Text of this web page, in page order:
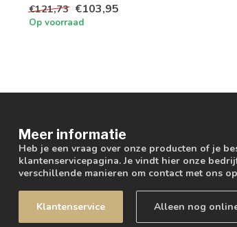
€121,73 €103,95
Op voorraad
Meer informatie
Heb je een vraag over onze producten of je
klantenservicepagina. Je vindt hier onze
verschillende manieren om contact met ons
Klantenservice Alleen nog